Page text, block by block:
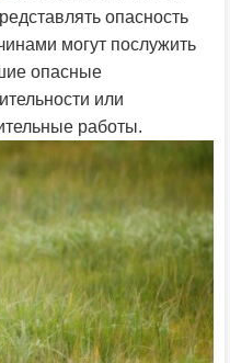
опасность
могут послужить
опасные
или
работы.